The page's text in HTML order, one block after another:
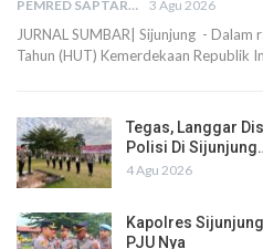
PEMRED SAPTARIUS 3 Agu 2026
JURNAL SUMBAR| Sijunjung -
Tahun (HUT) Kemerdekaan Republik
Tegas, Langgar
Polisi Di
4 Agu 2026
Kapolres
PJU Nya